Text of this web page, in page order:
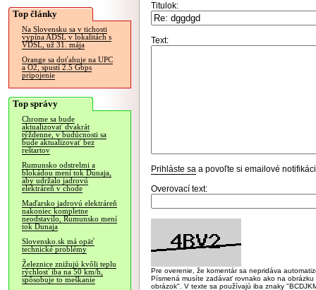
Top články
Na Slovensku sa v tichosti
vypína ADSL v lokalitách s
VDSL, už 31. mája
Orange sa doťahuje na UPC
a O2, spustí 2.5 Gbps
pripojenie
Top správy
Chrome sa bude
aktualizovať dvakrát
týždenne, v budúcnosti sa
bude aktualizovať bez
reštartov
Rumunsko odstrelmi a
blokádou mení tok Dunaja,
aby udržalo jadrovú
elektráreň v chode
Maďarsko jadrovú elektráreň
nakoniec kompletne
neodstavilo, Rumunsko mení
tok Dunaja
Slovensko.sk má opäť
technické problémy
Železnice znižujú kvôli teplu
rýchlosť iba na 50 km/h,
spôsobuje to meškanie
Titulok:
Text:
Prihláste sa a povoľte si emailové
Overovací text:
Pre overenie, že komentár sa nepridáva
Písmená musíte zadávať rovnako ako na
obrázok". V texte sa používajú iba znaky